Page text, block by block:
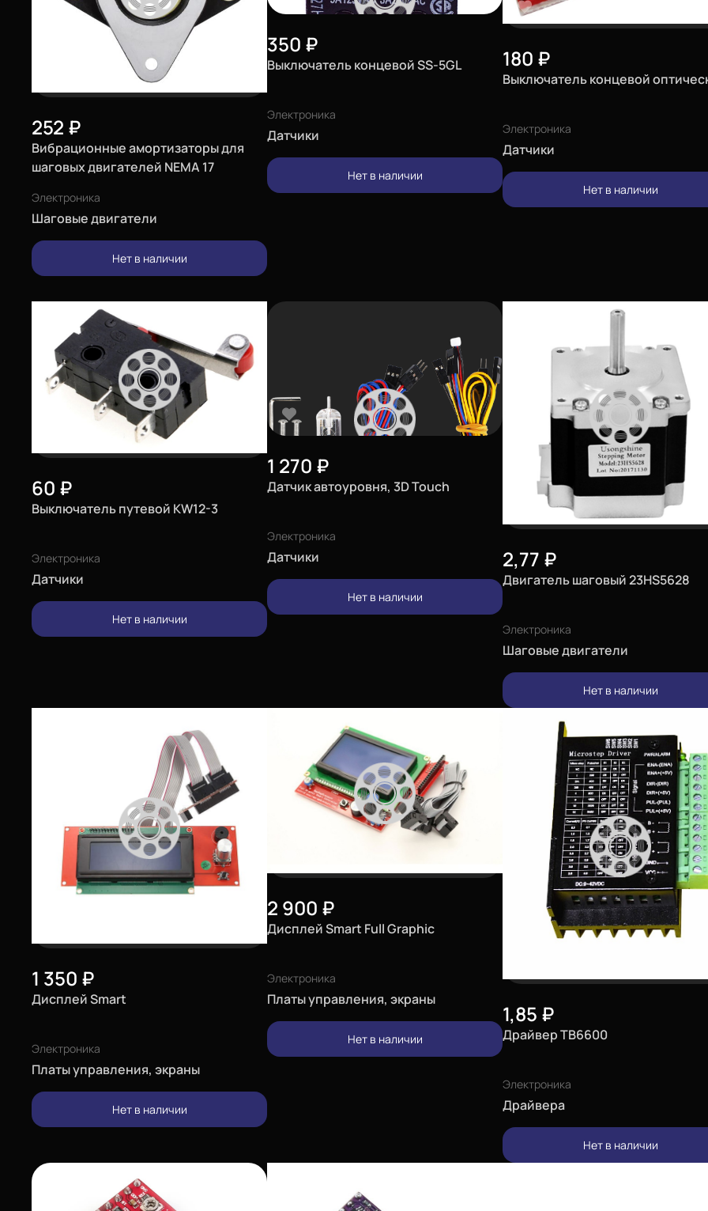
252 ₽
Вибрационные амортизаторы для
шаговых двигателей NEMA 17
Электроника
Шаговые двигатели
Нет в наличии
350 ₽
Выключатель концевой SS-5GL
Электроника
Датчики
Нет в наличии
180 ₽
Выключатель концевой
Электроника
Датчики
Нет в наличии
60 ₽
Выключатель путевой KW12-3
Электроника
Датчики
Нет в наличии
1 270 ₽
Датчик автоуровня, 3D Touch
Электроника
Датчики
Нет в наличии
2,77 ₽
Двигатель шаговый 23HS5628
Электроника
Шаговые двигатели
Нет в наличии
1 350 ₽
Дисплей Smart
Электроника
Платы управления, экраны
Нет в наличии
2 900 ₽
Дисплей Smart Full Graphic
Электроника
Платы управления, экраны
Нет в наличии
1,85 ₽
Драйвер TB6600
Электроника
Драйвера
Нет в наличии
Еще
Войти